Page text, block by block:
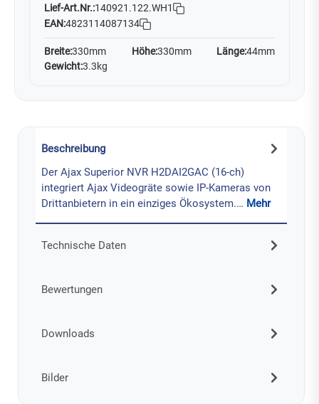
Lief-Art.Nr.:140921.122.WH1
EAN:4823114087134
Breite:330mm Höhe:330mm Länge:44mm
Gewicht:3.3kg
Beschreibung
Der Ajax Superior NVR H2DAI2GAC (16-ch)
integriert Ajax Videogräte sowie IP-Kameras von
Drittanbietern in ein einziges Ökosystem.… Mehr
Technische Daten
Bewertungen
Downloads
Bilder